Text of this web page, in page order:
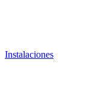
Instalaciones